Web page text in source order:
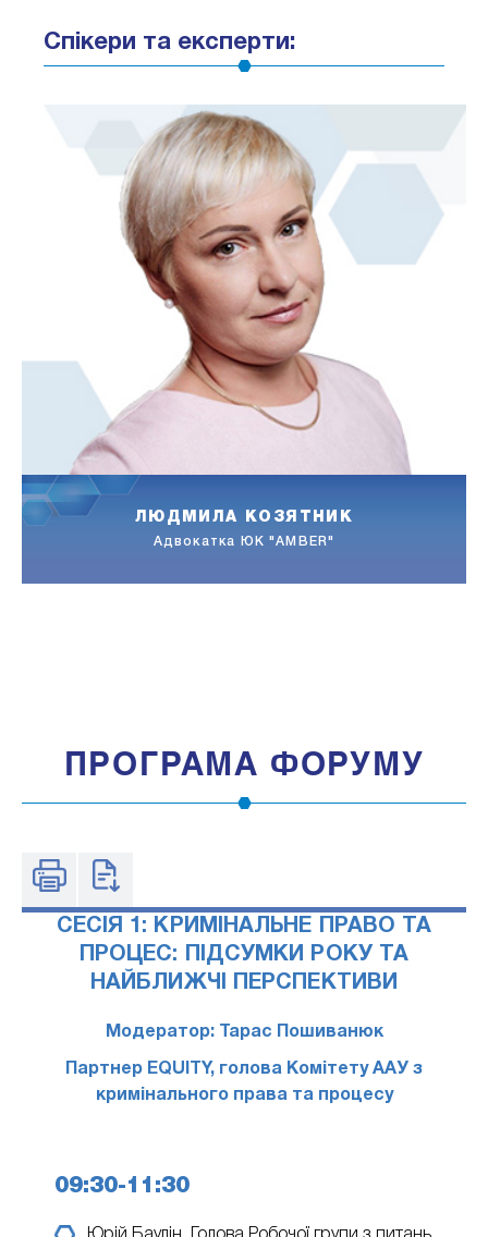
Спікери та експерти:
ЛЮДМИЛА КОЗЯТНИК
Адвокатка ЮК "AMBER"
ПРОГРАМА ФОРУМУ
CЕСІЯ 1: КРИМІНАЛЬНЕ ПРАВО ТА
ПРОЦЕС: ПІДСУМКИ РОКУ ТА
НАЙБЛИЖЧІ ПЕРСПЕКТИВИ
Модератор: Тарас Пошиванюк
Партнер EQUITY, голова Комітету ААУ з
кримінального права та процесу
09:30-11:30